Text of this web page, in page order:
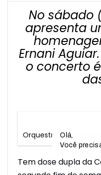
No sábado
apresenta
Ernani
o concerto
Orquestra Camerata
Tem dose dupla da
Olá,
Você